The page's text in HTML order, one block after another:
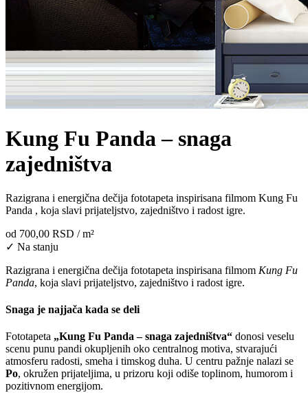
Kung Fu Panda – snaga
zajedništva
Razigrana i energična dečija fototapeta inspirisana filmom Kung Fu
Panda , koja slavi prijateljstvo, zajedništvo i radost igre.
od 700,00 RSD / m²
✓ Na stanju
Razigrana i energična dečija fototapeta inspirisana filmom Kung Fu
Panda, koja slavi prijateljstvo, zajedništvo i radost igre.
Snaga je najjača kada se deli
Fototapeta „Kung Fu Panda – snaga zajedništva“ donosi veselu
scenu punu pandi okupljenih oko centralnog motiva, stvarajući
atmosferu radosti, smeha i timskog duha. U centru pažnje nalazi se
Po, okružen prijateljima, u prizoru koji odiše toplinom, humorom i
pozitivnom energijom.